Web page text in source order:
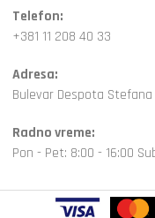
Telefon:
+381 11 208 40 33
Adresa:
Bulevar Despota Stefana
Radno vreme:
Pon - Pet: 8:00 - 16:00